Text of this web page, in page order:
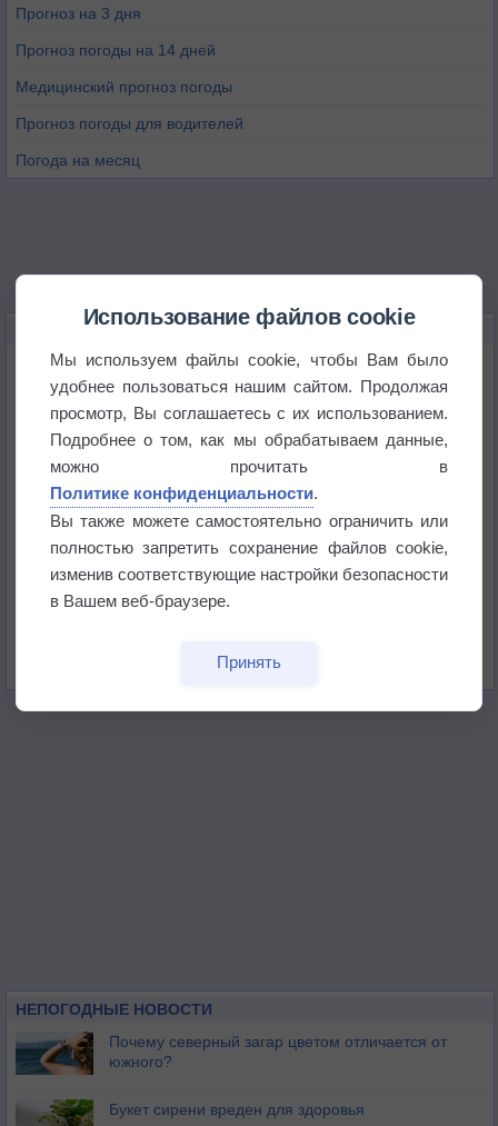
Прогноз на 3 дня
Прогноз погоды на 14 дней
Медицинский прогноз погоды
Прогноз погоды для водителей
Погода на месяц
Космическая погода влияет на транспорт
Приложение построит маршрут через тень
Атмосфера начала замерзать
В Приморье обнаружены морские волны тепла
НЕПОГОДНЫЕ НОВОСТИ
Почему северный загар цветом отличается от
южного?
Букет сирени вреден для здоровья
Использование файлов cookie
Мы используем файлы cookie, чтобы Вам было
удобнее пользоваться нашим сайтом. Продолжая
просмотр, Вы соглашаетесь с их использованием.
Подробнее о том, как мы обрабатываем данные,
можно прочитать в
Политике конфиденциальности.
Вы также можете самостоятельно ограничить или
полностью запретить сохранение файлов cookie,
изменив соответствующие настройки безопасности
в Вашем веб-браузере.
Принять